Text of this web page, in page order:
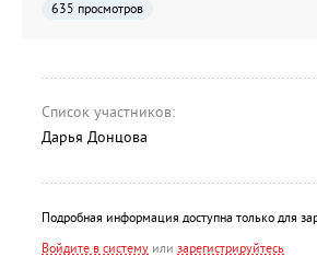
635 просмотров
Список участников:
Дарья Донцова
Подробная информация доступна только для
Войдите в систему или зарегистрируйтесь